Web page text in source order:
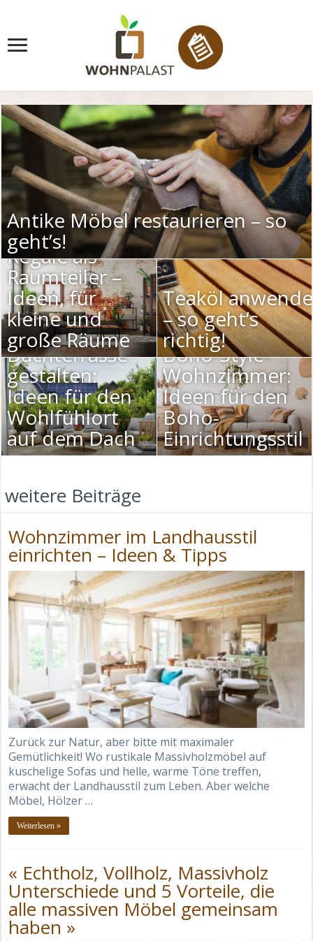
Antike Möbel restaurieren – so
geht’s!
Regale als
Raumteiler –
Ideen, für
kleine und
große Räume
Teaköl
– so geht’s
richtig!
Dachterrasse
gestalten:
Ideen für den
Wohlfühlort
auf dem Dach
Boho-Style-
Wohnzimmer:
Ideen für den
Boho-
Einrichtungsstil
weitere Beiträge
Wohnzimmer im Landhausstil
einrichten – Ideen & Tipps
Zurück zur Natur, aber bitte mit maximaler
Gemütlichkeit! Wo rustikale Massivholzmöbel auf
kuschelige Sofas und helle, warme Töne treffen,
erwacht der Landhausstil zum Leben. Aber welche
Möbel, Hölzer …
Weiterlesen »
« Echtholz, Vollholz, Massivholz
Unterschiede und 5 Vorteile, die
alle massiven Möbel gemeinsam
haben »